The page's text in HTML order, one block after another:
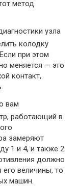
метод
узла
колодку
при этом
меняется — это
контакт,
вам
работающий в
замеряют
1 и 4, и также 2
должно
величины, то
машин.